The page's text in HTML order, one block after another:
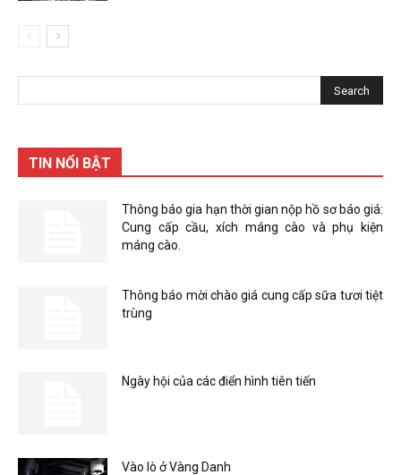
TIN NỔI BẬT
Thông báo gia hạn thời gian nộp hồ sơ báo giá:
Cung cấp cầu, xích máng cào và phụ kiện
máng cào.
Thông báo mời chào giá cung cấp sữa tươi tiệt
trùng
Ngày hội của các điển hình tiên tiến
Vào lò ở Vàng Danh